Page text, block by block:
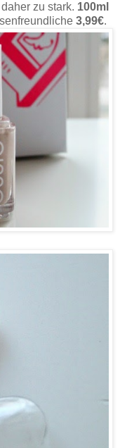
zu stark. 100ml
3,99€.